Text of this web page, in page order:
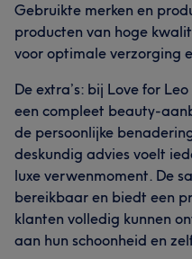
Gebruikte merken en
producten van hoge
voor optimale verzorging
De extra’s: bij Love for
een compleet beauty-
de persoonlijke
deskundig advies voelt
luxe verwenmoment. De
bereikbaar en biedt een
klanten volledig kunnen
aan hun schoonheid en